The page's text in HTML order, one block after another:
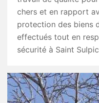
chers et en rapport
protection des biens
effectués tout en
sécurité à Saint